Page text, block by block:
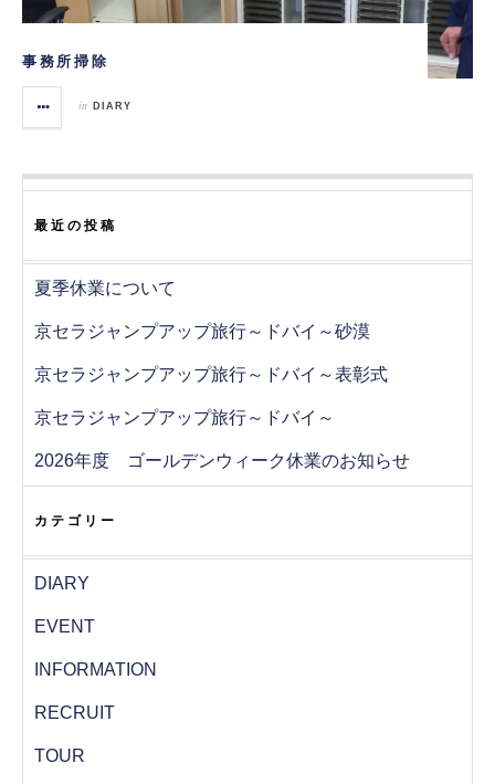
事務所掃除
in DIARY
最近の投稿
夏季休業について
京セラジャンプアップ旅行～ドバイ～砂漠
京セラジャンプアップ旅行～ドバイ～表彰式
京セラジャンプアップ旅行～ドバイ～
2026年度 ゴールデンウィーク休業のお知らせ
カテゴリー
DIARY
EVENT
INFORMATION
RECRUIT
TOUR